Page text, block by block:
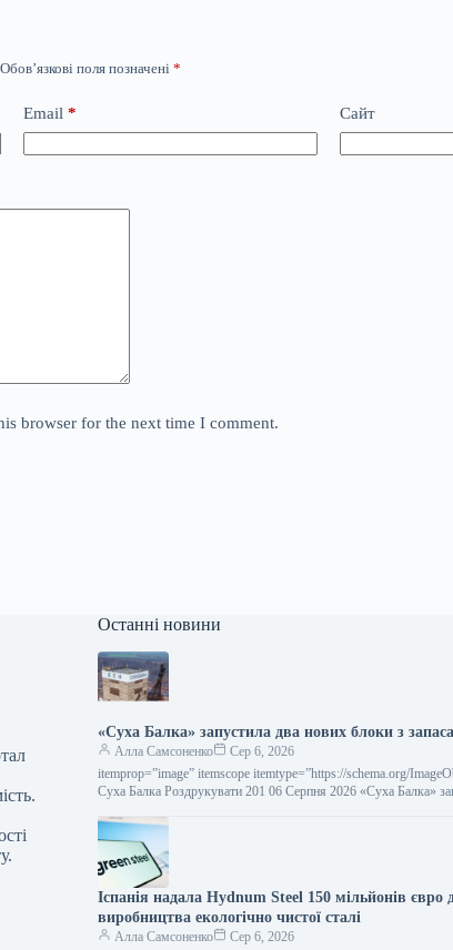
Обов’язкові поля позначені *
Email * Сайт
browser for the next time I comment.
Останні новини
«Суха Балка» запустила два нових блоки з
Алла Самсоненко
Сер 6, 2026
itemprop=”image” itemscope itemtype=”https://schema.org/
Суха Балка Роздрукувати 201 06 Серпня 2026 «Суха Балка»
Іспанія надала Hydnum Steel 150 мільйонів
виробництва екологічно чистої сталі
Алла Самсоненко Сер 6, 2026